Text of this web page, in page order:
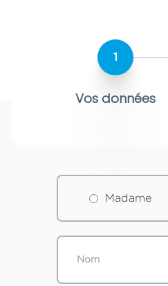
1
Vos données
Madame